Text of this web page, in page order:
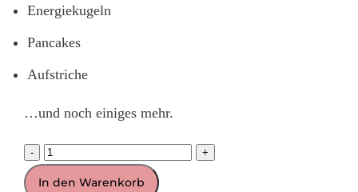
Energiekugeln
Pancakes
Aufstriche
…und noch einiges mehr.
-
eBook
"Noch
+
In den Warenkorb